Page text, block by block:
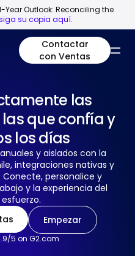
Outlook: Reconciling the
su copia aquí.
Contactar
con Ventas
las
que confía y
los días
y aislados con la
integraciones nativas y
personalice y
y la experiencia del
Empezar
5 on G2.com